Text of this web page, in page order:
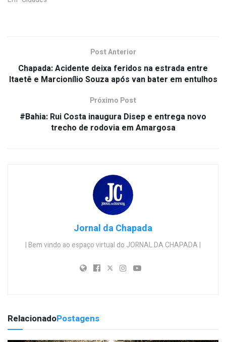
Post Anterior
Chapada: Acidente deixa feridos na estrada entre
Itaetê e Marcionílio Souza após van bater em entulhos
Próximo Post
#Bahia: Rui Costa inaugura Disep e entrega novo
trecho de rodovia em Amargosa
Jornal da Chapada
| Bem vindo ao espaço virtual do JORNAL DA CHAPADA |
RelacionadoPostagens